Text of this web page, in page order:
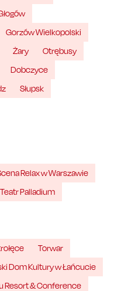
Gorzów Wielkopolski
Żary
Otrębusy
Dobczyce
Słupsk
Relax w Warszawie
Teatr Palladium
Torwar
Dom Kultury w Łańcucie
Resort & Conference